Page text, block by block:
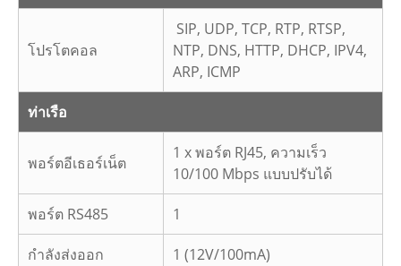
โปรโตคอล
SIP, UDP, TCP, RTP, RTSP,
NTP, DNS, HTTP, DHCP, IPV4,
ARP, ICMP
ท่าเรือ
พอร์ตอีเธอร์เน็ต
1 x พอร์ต RJ45, ความเร็ว
10/100 Mbps แบบปรับได้
พอร์ต RS485 1
กำลังส่งออก 1 (12V/100mA)